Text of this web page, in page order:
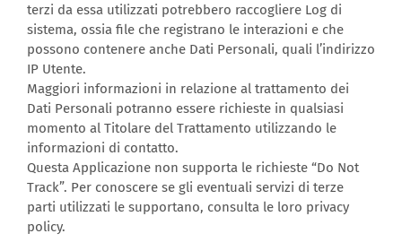
terzi da essa utilizzati potrebbero raccogliere Log di
sistema, ossia file che registrano le interazioni e che
possono contenere anche Dati Personali, quali l’indirizzo
IP Utente.
Maggiori informazioni in relazione al trattamento dei
Dati Personali potranno essere richieste in qualsiasi
momento al Titolare del Trattamento utilizzando le
informazioni di contatto.
Questa Applicazione non supporta le richieste “Do Not
Track”. Per conoscere se gli eventuali servizi di terze
parti utilizzati le supportano, consulta le loro privacy
policy.